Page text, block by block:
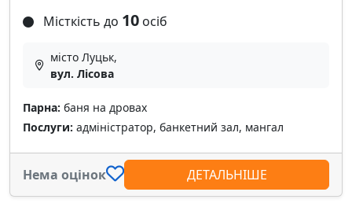
Місткість до 10 осіб
місто Луцьк,
вул. Лісова
Парна: баня на дровах
Послуги: адміністратор, банкетний зал, мангал
Нема оцінок ДЕТАЛЬНІШЕ